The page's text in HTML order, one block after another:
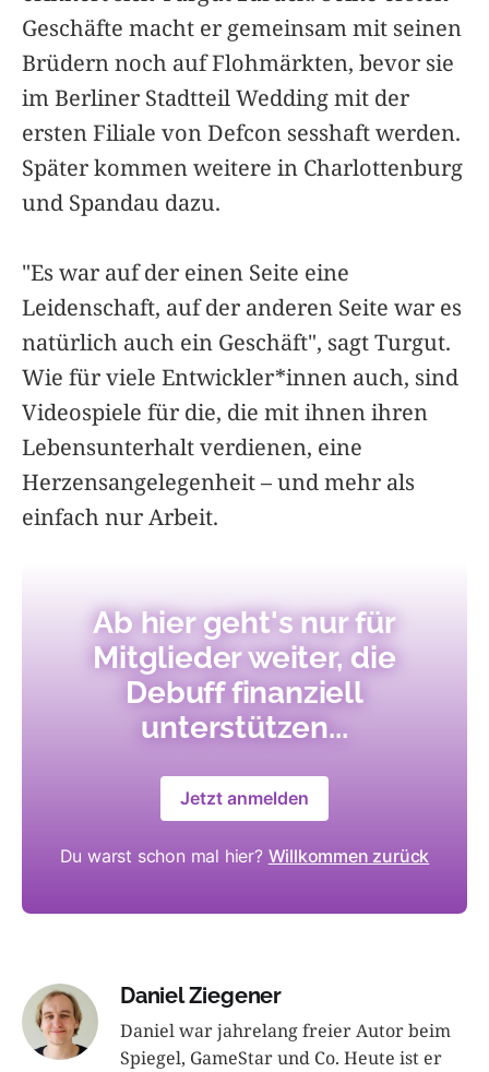
Geschäfte macht er gemeinsam mit seinen
Brüdern noch auf Flohmärkten, bevor sie
im Berliner Stadtteil Wedding mit der
ersten Filiale von Defcon sesshaft werden.
Später kommen weitere in Charlottenburg
und Spandau dazu.
"Es war auf der einen Seite eine
Leidenschaft, auf der anderen Seite war es
natürlich auch ein Geschäft", sagt Turgut.
Wie für viele Entwickler*innen auch, sind
Videospiele für die, die mit ihnen ihren
Lebensunterhalt verdienen, eine
Herzensangelegenheit – und mehr als
einfach nur Arbeit.
Ab hier geht's nur für
Mitglieder weiter, die
Debuff finanziell
unterstützen...
Jetzt anmelden
Du warst schon mal hier? Willkommen zurück
Daniel Ziegener
Daniel war jahrelang freier Autor beim
Spiegel, GameStar und Co. Heute ist er